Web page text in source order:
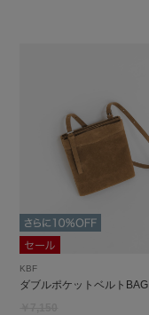
KBF
ダブルポケットベルトBAG